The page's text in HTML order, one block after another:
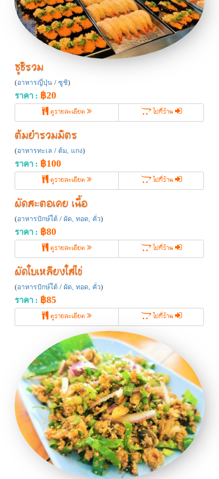
ซูชิรวม
(อาหารญี่ปุ่น / ซูชิ)
ราคา : ฿20
ดูรายละเอียด
ไปที่ร้าน
ต้มยำรวมมิตร
(อาหารทะเล / ต้ม, แกง)
ราคา : ฿100
ดูรายละเอียด
ไปที่ร้าน
ผัดสะตอเคย เนื้อ
(อาหารปักษ์ใต้ / ผัด, ทอด, คั่ว)
ราคา : ฿80
ดูรายละเอียด
ไปที่ร้าน
ผัดใบเหลียงใส่ไข่
(อาหารปักษ์ใต้ / ผัด, ทอด, คั่ว)
ราคา : ฿85
ดูรายละเอียด
ไปที่ร้าน